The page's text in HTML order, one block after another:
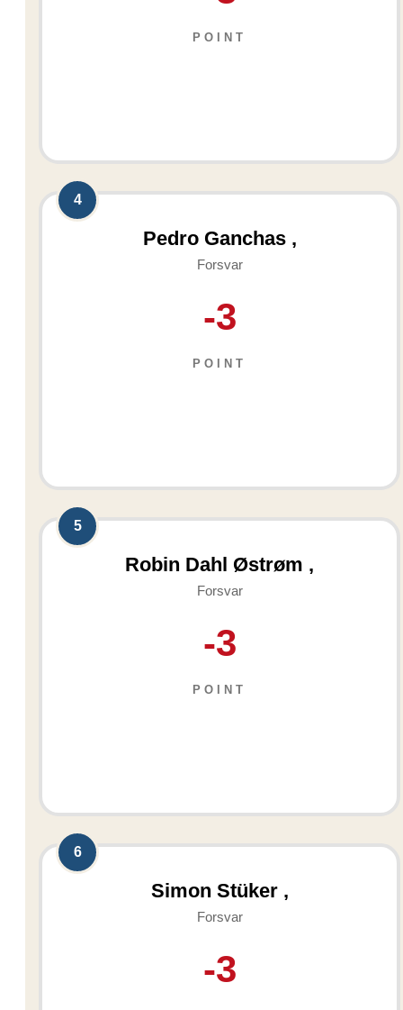
POINT
4
Pedro Ganchas ,
Forsvar
-3
POINT
5
Robin Dahl Østrøm ,
Forsvar
-3
POINT
6
Simon Stüker ,
Forsvar
-3